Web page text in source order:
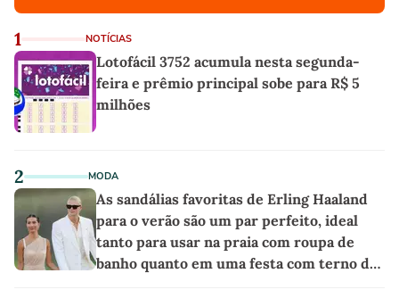
1 NOTÍCIAS
Lotofácil 3752 acumula nesta segunda-
feira e prêmio principal sobe para R$ 5
milhões
2 MODA
As sandálias favoritas de Erling Haaland
para o verão são um par perfeito, ideal
tanto para usar na praia com roupa de
banho quanto em uma festa com terno de